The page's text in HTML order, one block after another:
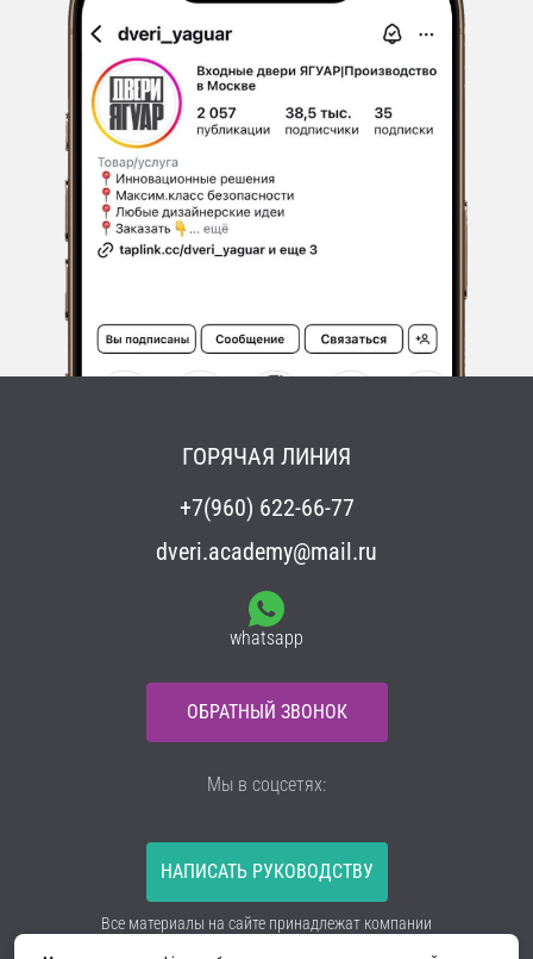
ГОРЯЧАЯ ЛИНИЯ
+7(960) 622-66-77
dveri.academy@mail.ru
whatsapp
ОБРАТНЫЙ ЗВОНОК
НАПИСАТЬ РУКОВОДСТВУ
Все материалы на сайте принадлежат компании
Мы в соцсетях: